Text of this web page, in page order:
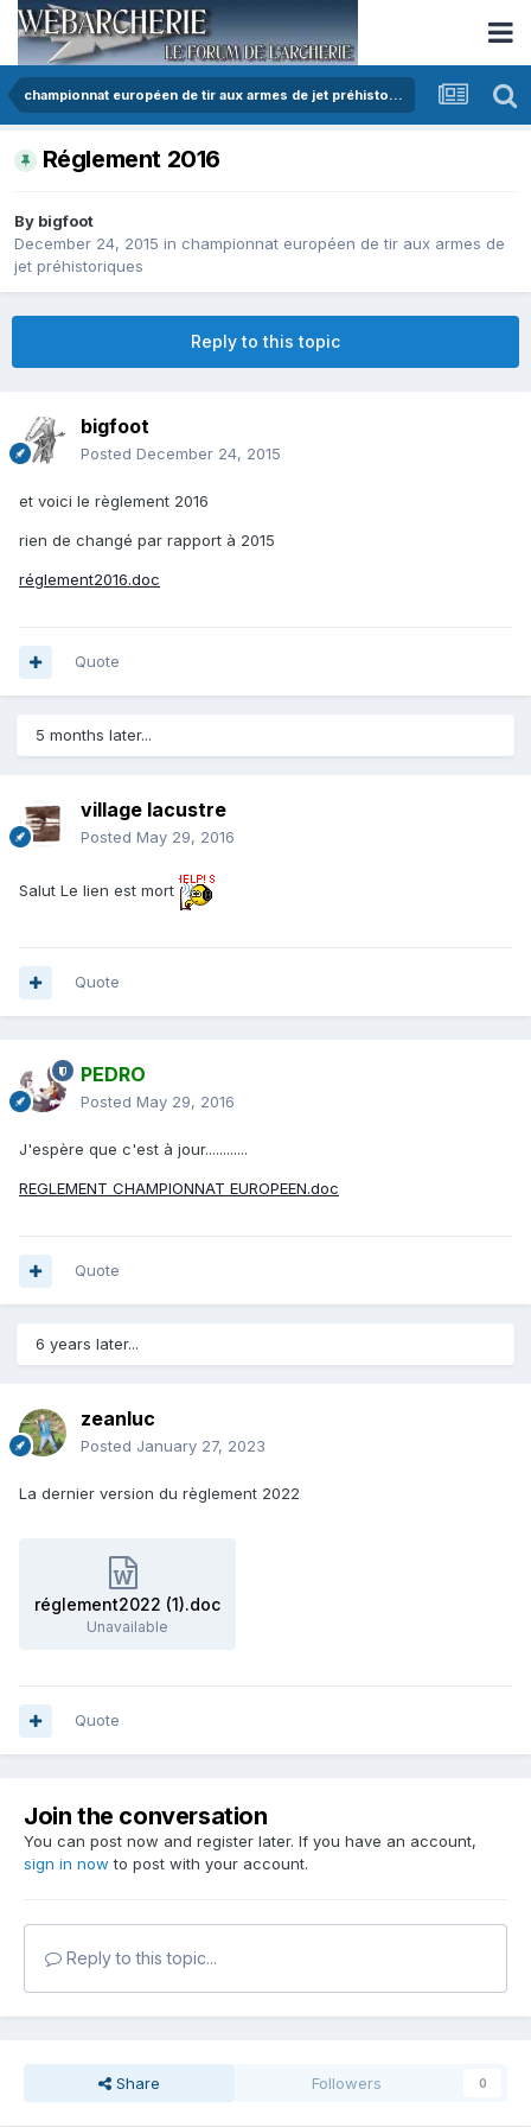
championnat européen de tir aux armes de jet préhistoriques
Réglement 2016
By bigfoot
December 24, 2015 in championnat européen de tir aux armes de
jet préhistoriques
Reply to this topic
bigfoot
Posted December 24, 2015
et voici le règlement 2016
rien de changé par rapport à 2015
réglement2016.doc
Quote
5 months later...
village lacustre
Posted May 29, 2016
Salut Le lien est mort
Quote
PEDRO
Posted May 29, 2016
J'espère que c'est à jour............
REGLEMENT CHAMPIONNAT EUROPEEN.doc
Quote
6 years later...
zeanluc
Posted January 27, 2023
La dernier version du règlement 2022
réglement2022 (1).doc
Unavailable
Quote
Join the conversation
You can post now and register later. If you have an account,
sign in now to post with your account.
Reply to this topic...
Share Followers 0